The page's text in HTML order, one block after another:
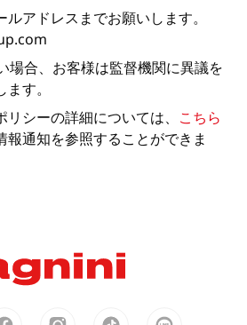
アドレスまでお願いします。
場合、お客様は監督機関に異議を
す。
シーの詳細については、 こちら
報通知を参照することができま